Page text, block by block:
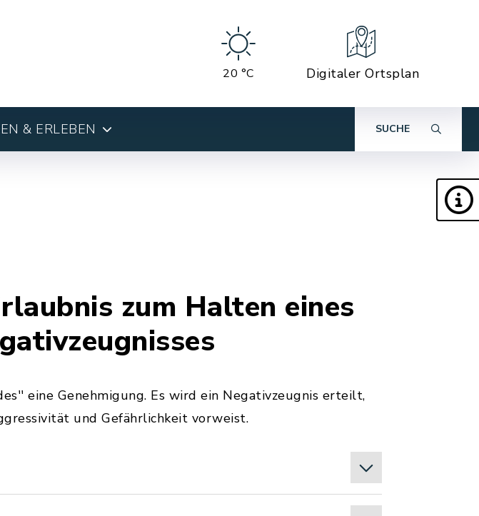
20 °C Digitaler Ortsplan
& ERLEBEN SUCHE
zum Halten eines
eine Genehmigung. Es wird ein Negativzeugnis erteilt,
und Gefährlichkeit vorweist.